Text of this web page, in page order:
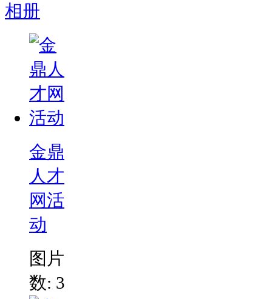
相册
金鼎
人才
网活
动
图片
数: 3